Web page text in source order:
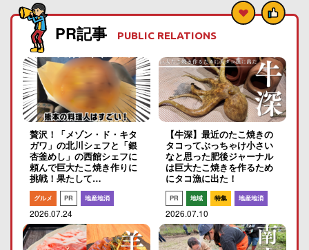
PR記事 PUBLIC RELATIONS
贅沢！「メゾン・ド・キタ
ガワ」の北川シェフと「銀
杏釜めし」の西館シェフに
頼んで巨大たこ焼き作りに
挑戦！果たして…
グルメ PR 地産地消
2026.07.24
【牛深】最近のたこ焼きの
タコってぶっちゃけ小さい
なと思った肥後ジャーナル
は巨大たこ焼きを作るため
にタコ漁に出た！
PR 地域 特集 地産地消
2026.07.10